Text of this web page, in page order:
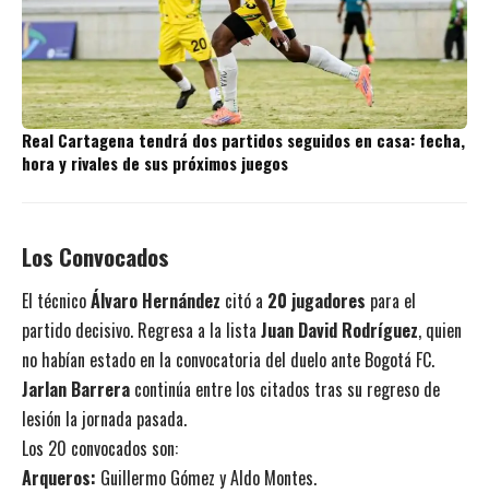
Real Cartagena tendrá dos partidos seguidos en casa: fecha,
hora y rivales de sus próximos juegos
Los Convocados
El técnicoÁlvaro Hernández citó a 20 jugadores para el
partido decisivo. Regresa a la lista Juan David Rodríguez, quien
no habían estado en la convocatoria del duelo ante Bogotá FC.
Jarlan Barrera continúa entre los citados tras su regreso de
lesión la jornada pasada.
Los 20 convocados son:
Arqueros: Guillermo Gómez y Aldo Montes.